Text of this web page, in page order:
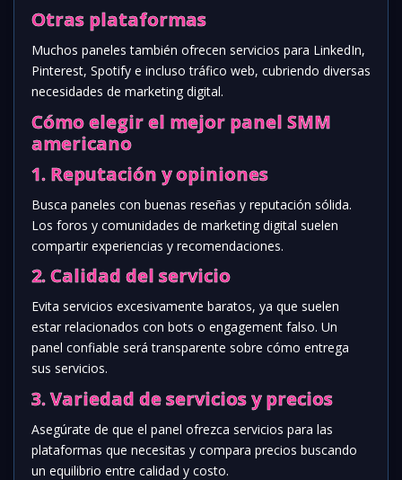
Otras plataformas
Muchos paneles también ofrecen servicios para LinkedIn,
Pinterest, Spotify e incluso tráfico web, cubriendo diversas
necesidades de marketing digital.
Cómo elegir el mejor panel SMM
americano
1. Reputación y opiniones
Busca paneles con buenas reseñas y reputación sólida.
Los foros y comunidades de marketing digital suelen
compartir experiencias y recomendaciones.
2. Calidad del servicio
Evita servicios excesivamente baratos, ya que suelen
estar relacionados con bots o engagement falso. Un
panel confiable será transparente sobre cómo entrega
sus servicios.
3. Variedad de servicios y precios
Asegúrate de que el panel ofrezca servicios para las
plataformas que necesitas y compara precios buscando
un equilibrio entre calidad y costo.